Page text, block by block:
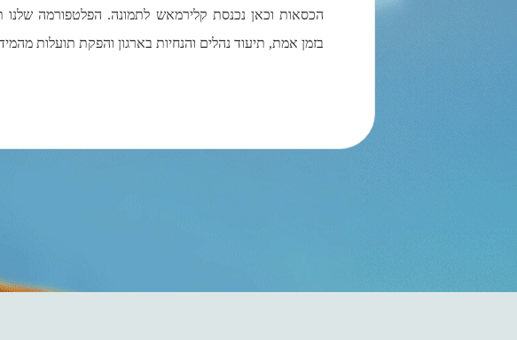
הכסאות וכאן נכנסת קלירמאש לתמונה. הפלטפורמה
בזמן אמת, תיעוד נהלים והנחיות בארגון והפקת תועלות